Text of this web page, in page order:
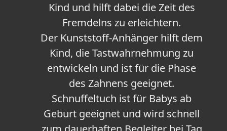
Kind und hilft dabei die Zeit des
Fremdelns zu erleichtern.
Der Kunststoff-Anhänger hilft dem
Kind, die Tastwahrnehmung zu
entwickeln und ist für die Phase
des Zahnens geeignet.
Schnuffeltuch ist für Babys ab
Geburt geeignet und wird schnell